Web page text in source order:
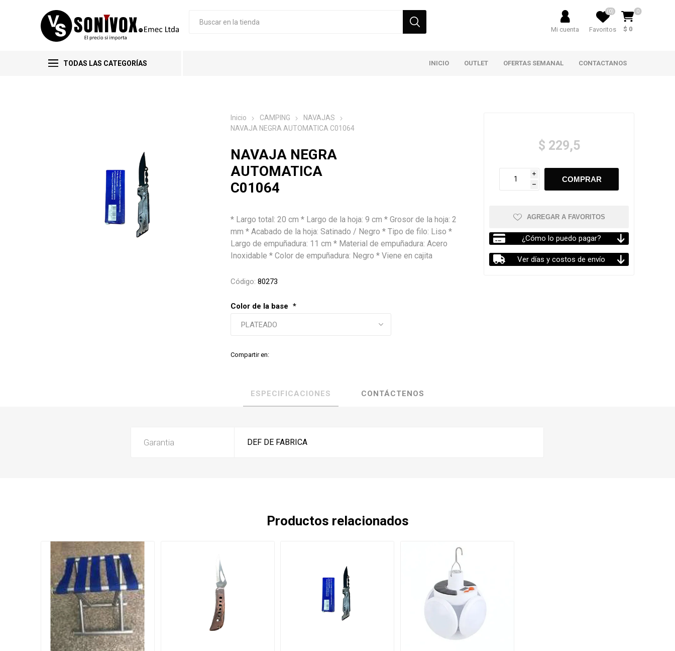
Mi cuenta Favoritos
(0) 0
$ 0
TODAS LAS CATEGORÍAS INICIO OUTLET OFERTAS SEMANAL CONTACTANOS
Inicio CAMPING
NAVAJAS
NAVAJA NEGRA AUTOMATICA C01064
NAVAJA NEGRA
AUTOMATICA
C01064
* Largo total: 20 cm * Largo de la hoja: 9 cm * Grosor de la hoja: 2
mm * Acabado de la hoja: Satinado / Negro * Tipo de filo: Liso *
Largo de empuñadura: 11 cm * Material de empuñadura: Acero
Inoxidable * Color de empuñadura: Negro * Viene en cajita
Código: 80273
Color de la base *
Compartir en:
$ 229,5
i
h
AGREGAR A FAVORITOS
¿Cómo lo puedo pagar?
Ver días y costos de envío
ESPECIFICACIONES CONTÁCTENOS
Garantia DEF DE FABRICA
Productos relacionados